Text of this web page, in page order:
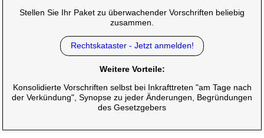
Stellen Sie Ihr Paket zu überwachender Vorschriften beliebig
zusammen.
Rechtskataster - Jetzt anmelden!
Weitere Vorteile:
Konsolidierte Vorschriften selbst bei Inkrafttreten "am Tage nach
der Verkündung", Synopse zu jeder Änderungen, Begründungen
des Gesetzgebers